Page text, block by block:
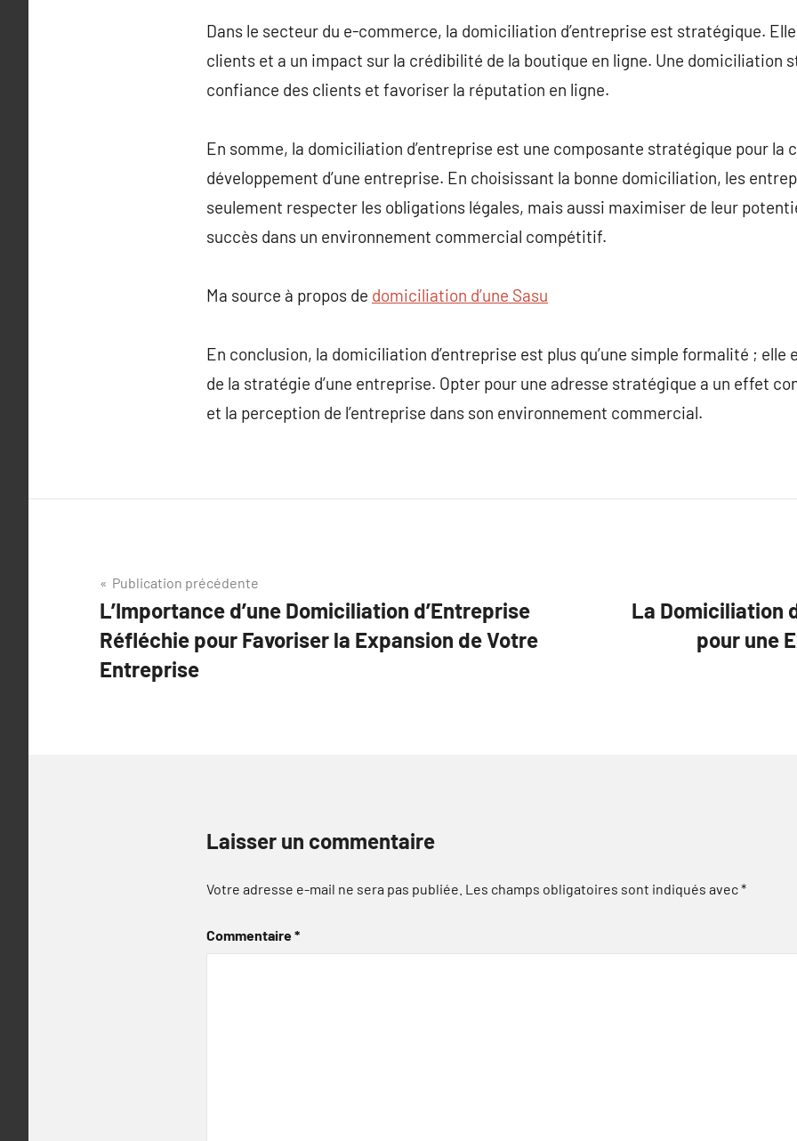
Dans le secteur du e-commerce, la domiciliation d’entreprise est stratégique.
clients et a un impact sur la crédibilité de la boutique en ligne. Une domiciliation
confiance des clients et favoriser la réputation en ligne.
En somme, la domiciliation d’entreprise est une composante stratégique pour la
développement d’une entreprise. En choisissant la bonne domiciliation, les
seulement respecter les obligations légales, mais aussi maximiser de leur
succès dans un environnement commercial compétitif.
Ma source à propos de domiciliation d’une Sasu
En conclusion, la domiciliation d’entreprise est plus qu’une simple formalité ; elle
de la stratégie d’une entreprise. Opter pour une adresse stratégique a un effet
et la perception de l’entreprise dans son environnement commercial.
Navigation
de
l’article
Publication précédente
L’Importance d’une Domiciliation d’Entreprise
Réfléchie pour Favoriser la Expansion de Votre
Entreprise
La Domiciliation
pour une
Laisser un commentaire
Votre adresse e-mail ne sera pas publiée. Les champs obligatoires sont indiqués avec*
Commentaire*